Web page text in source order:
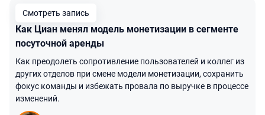
Смотреть запись
Как Циан менял модель монетизации в сегменте
посуточной аренды
Как преодолеть сопротивление пользователей и коллег из
других отделов при смене модели монетизации, сохранить
фокус команды и избежать провала по выручке в процессе
изменений.